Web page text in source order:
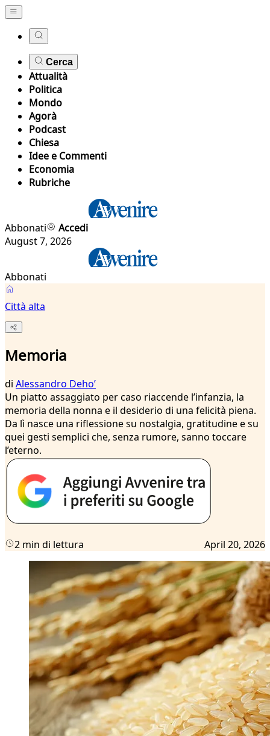
Cerca
Attualità
Politica
Mondo
Agorà
Podcast
Chiesa
Idee e Commenti
Economia
Rubriche
Abbonati
Accedi
August 7, 2026
Abbonati
Città alta
Memoria
di Alessandro Dehoʼ
Un piatto assaggiato per caso riaccende l’infanzia, la
memoria della nonna e il desiderio di una felicità piena.
Da lì nasce una riflessione su nostalgia, gratitudine e su
quei gesti semplici che, senza rumore, sanno toccare
l’eterno.
2 min di lettura April 20, 2026